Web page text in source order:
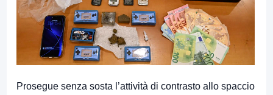
Prosegue senza sosta l’attività di contrasto allo spaccio